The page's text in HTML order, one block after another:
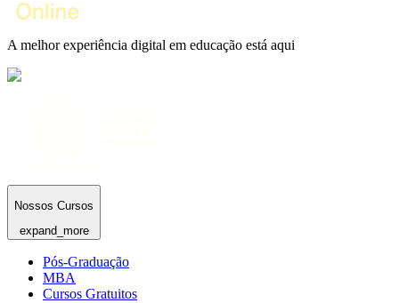
A melhor experiência digital em educação está aqui
Nossos Cursos
expand_more
Pós-Graduação
MBA
Cursos Gratuitos